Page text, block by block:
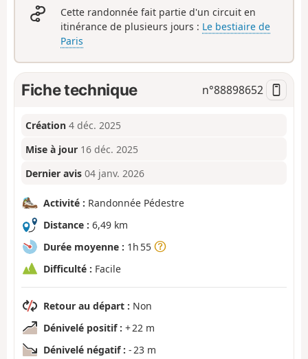
Cette randonnée fait partie d'un circuit en
itinérance de plusieurs jours : Le bestiaire de
Paris
Fiche technique n°88898652
Création 4 déc. 2025
Mise à jour 16 déc. 2025
Dernier avis 04 janv. 2026
Activité : Randonnée Pédestre
Distance : 6,49 km
Durée moyenne : 1h 55
Difficulté : Facile
Retour au départ : Non
Dénivelé positif : + 22 m
Dénivelé négatif : - 23 m